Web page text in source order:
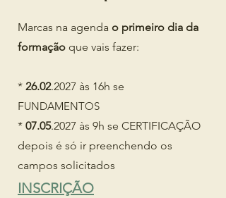
Marcas na agenda o primeiro dia da
formação que vais fazer:
* 26.02.2027 às 16h se
FUNDAMENTOS
* 07.05.2027 às 9h se CERTIFICAÇÃO
​depois é só ir preenchendo os
campos solicitados
INSCRIÇÃO